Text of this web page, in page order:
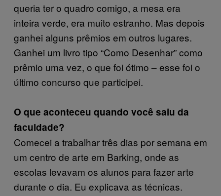
queria ter o quadro comigo, a mesa era
inteira verde, era muito estranho. Mas depois
ganhei alguns prêmios em outros lugares.
Ganhei um livro tipo “Como Desenhar” como
prêmio uma vez, o que foi ótimo – esse foi o
último concurso que participei.
O que aconteceu quando você saiu da
faculdade?
Comecei a trabalhar três dias por semana em
um centro de arte em Barking, onde as
escolas levavam os alunos para fazer arte
durante o dia. Eu explicava as técnicas.